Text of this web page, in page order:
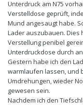
Unterdruck am N75
Verstelldose geprüft,
Mund angesaugt habe.
Lader auszubauen. Dies
Verstellung penibel
Unterdruckdose durch
Gestern habe ich den
warmlaufen lassen, und
Umdrehungen, wieder
gewesen sein.
Nachdem ich den